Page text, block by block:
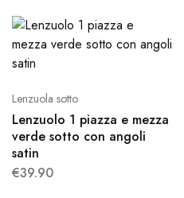
Lenzuola sotto
Lenzuolo 1 piazza e mezza
verde sotto con angoli
satin
€39.90